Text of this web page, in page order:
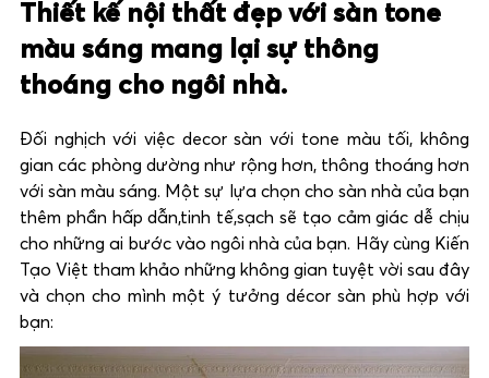
Thiết kế nội thất đẹp với sàn tone
màu sáng mang lại sự thông
thoáng cho ngôi nhà.
Đối nghịch với việc decor sàn với tone màu tối, không
gian các phòng dường như rộng hơn, thông thoáng hơn
với sàn màu sáng. Một sự lựa chọn cho sàn nhà của bạn
thêm phần hấp dẫn,tinh tế,sạch sẽ tạo cảm giác dễ chịu
cho những ai bước vào ngôi nhà của bạn. Hãy cùng Kiến
Tạo Việt tham khảo những không gian tuyệt vời sau đây
và chọn cho mình một ý tưởng décor sàn phù hợp với
bạn: